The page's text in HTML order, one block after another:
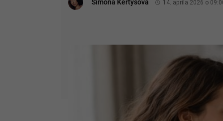
Simona Kertysová 14. apríla 2026 o